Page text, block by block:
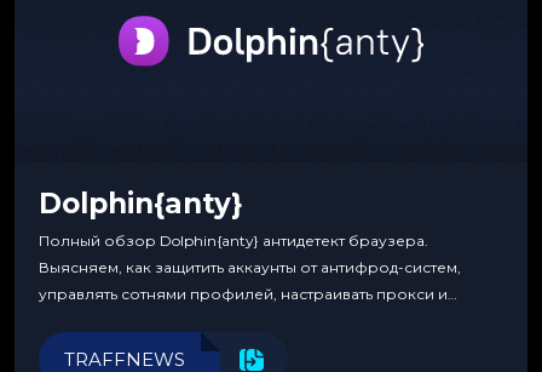
Dolphin{anty}
Полный обзор Dolphin{anty} антидетект браузера.
Выясняем, как защитить аккаунты от антифрод-систем,
управлять сотнями профилей, настраивать прокси и
эффективности.
TRAFFNEWS